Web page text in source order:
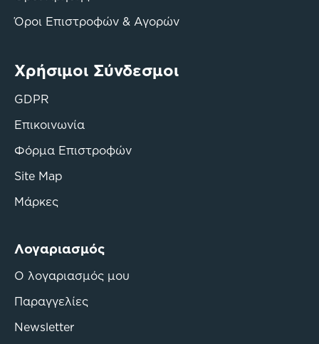
Όροι Επιστροφών & Αγορών
Χρήσιμοι Σύνδεσμοι
GDPR
Επικοινωνία
Φόρμα Επιστροφών
Site Map
Μάρκες
Λογαριασμός
Ο λογαριασμός μου
Παραγγελίες
Newsletter